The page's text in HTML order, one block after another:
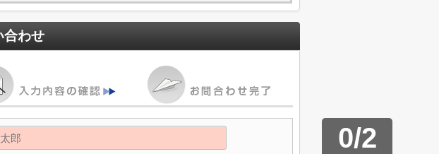
合わせ
0/2